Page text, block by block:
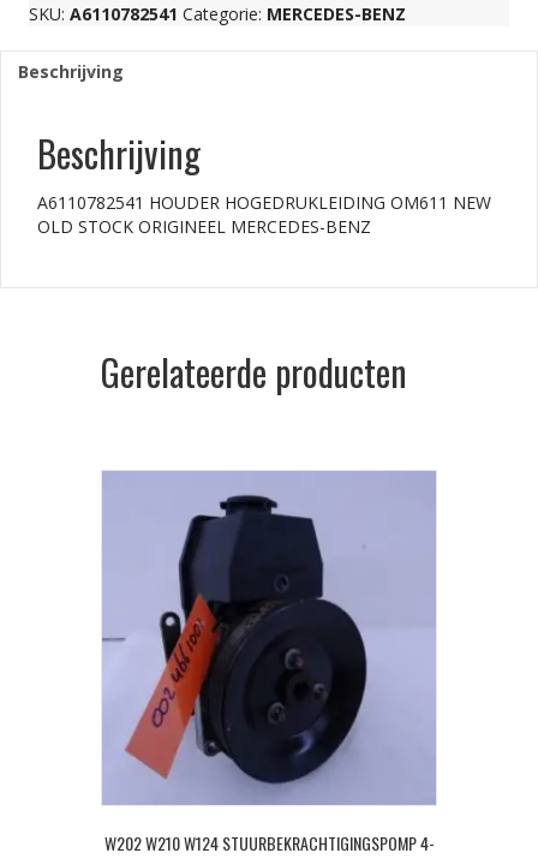
ORIGINEEL
MERCEDES-
BENZ
aantal
SKU: A6110782541 Categorie: MERCEDES-BENZ
Beschrijving
Beschrijving
A6110782541 HOUDER HOGEDRUKLEIDING OM611 NEW
OLD STOCK ORIGINEEL MERCEDES-BENZ
Gerelateerde producten
W202 W210 W124 STUURBEKRACHTIGINGSPOMP 4-